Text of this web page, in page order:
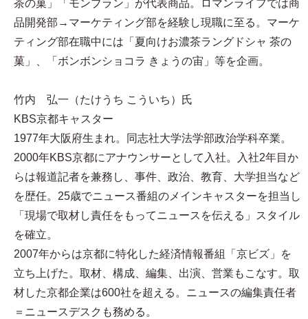
茶の菓」「モンブラン」が代表商品。ロマンライフでは商
品開発部→マーケティング部を経験し現職に至る。マーケ
ティング部在職中には「夏向けお濃茶ラングドシャ 茶の
菓」、「ボンボンショコラ きょうの宙」等を企画。
竹内 弘一（たけうち こういち）氏
KBS京都キャスター
1977年大阪府生まれ。同志社大学法学部政治学科卒業。
2000年KBS京都にアナウンサーとして入社。入社2年目か
らは報道記者を兼務し、事件、政治、教育、大学担当など
を歴任。25歳でニュース番組のメインキャスターを担当し
「現場で取材し責任をもってニュースを伝える」スタイル
を確立。
2007年からは京都に特化した経済情報番組「京ビズ」を
立ち上げた。取材、構成、編集、出演、営業もこなす。取
材した京都企業は600社を超える。ニュースの編集責任者
＝ニュースデスクも務める。